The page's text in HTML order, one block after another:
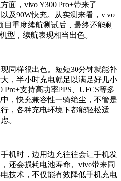
面，vivo Y300 Pro+带来了
及90W快充。从实测来看，vivo
目重度续航测试后，最终还能剩
型，续航表现相当出色。
同样很出色。短短30分钟就能补
，半小时充电就足以满足好几小
支持高功率PPS、UFCS等多
，快充兼容性一骑绝尘，不管是
，各种充电环境下都能轻松适
。
机时，边用边充往往会让手机发
还会损耗电池寿命。vivo带来同
技术，不仅能有效降低手机充电